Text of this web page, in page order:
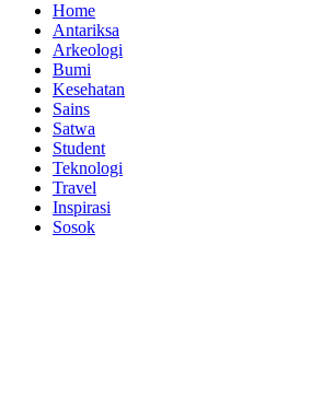
Home
Antariksa
Arkeologi
Bumi
Kesehatan
Sains
Satwa
Student
Teknologi
Travel
Inspirasi
Sosok